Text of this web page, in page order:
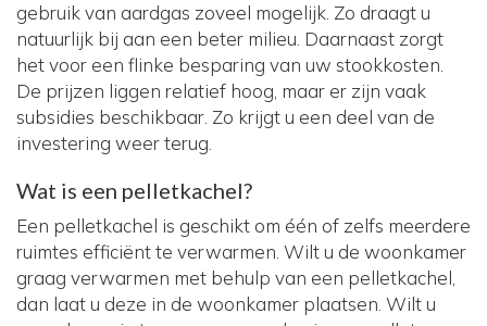
gebruik van aardgas zoveel mogelijk. Zo draagt u
natuurlijk bij aan een beter milieu. Daarnaast zorgt
het voor een flinke besparing van uw stookkosten.
De prijzen liggen relatief hoog, maar er zijn vaak
subsidies beschikbaar. Zo krijgt u een deel van de
investering weer terug.
Wat is een pelletkachel?
Een pelletkachel is geschikt om één of zelfs meerdere
ruimtes efficiënt te verwarmen. Wilt u de woonkamer
graag verwarmen met behulp van een pelletkachel,
dan laat u deze in de woonkamer plaatsen. Wilt u